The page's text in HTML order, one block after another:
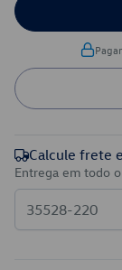
Calcule frete
Entrega em todo